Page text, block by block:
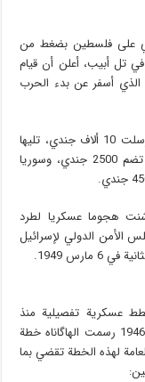
على فلسطين بضغط من
تل أبيب، أعلن أن قيام
الذي أسفر عن بدء الحرب
وشكلت مصر، أكثرية القوات العربية عددا، حيث أرسلت 10 ألاف جندي، تليها
الأردن بإجمالي 4 ألاف و500 جندي، والعراق بقوة تضم 2500 جندي، وسوريا
3 آلاف و200 جندي، وشنت هجوما عسكريا لطرد
الأمن الدولي لإسرائيل
1949.
عسكرية تفصيلية منذ
مطلع عام 1945 توقعا للمواجهة المقبلة، وفي مايو 1946 رسمت الهاگاناه خطة
السياسة العامة لهذه الخطة تقضي بما